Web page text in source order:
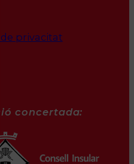
privacitat
concertada: